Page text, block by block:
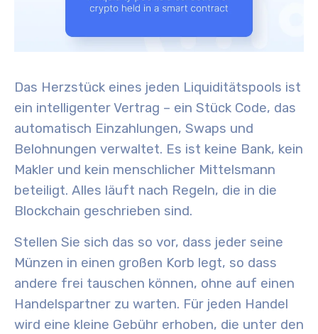
Das Herzstück eines jeden Liquiditätspools ist
ein intelligenter Vertrag – ein Stück Code, das
automatisch Einzahlungen, Swaps und
Belohnungen verwaltet. Es ist keine Bank, kein
Makler und kein menschlicher Mittelsmann
beteiligt. Alles läuft nach Regeln, die in die
Blockchain geschrieben sind.
Stellen Sie sich das so vor, dass jeder seine
Münzen in einen großen Korb legt, so dass
andere frei tauschen können, ohne auf einen
Handelspartner zu warten. Für jeden Handel
wird eine kleine Gebühr erhoben, die unter den